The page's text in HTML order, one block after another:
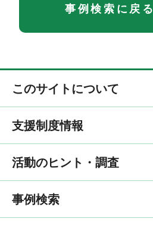
事例検索に戻る
このサイトについて
支援制度情報
活動のヒント・調査
事例検索